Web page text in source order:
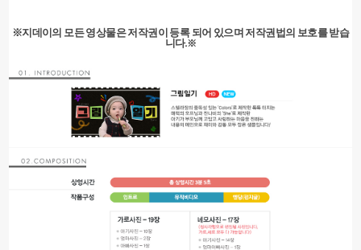
※지데이의 모든 영상물은 저작권이 등록 되어 있으며 저작권법의 보호를 받습
니다.※